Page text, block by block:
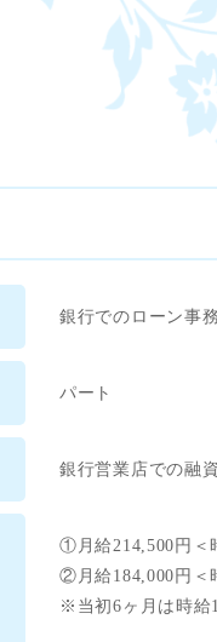
銀行でのローン事
パート
銀行営業店での融
①月給214,500円＜
②月給184,000円＜
※当初6ヶ月は時給